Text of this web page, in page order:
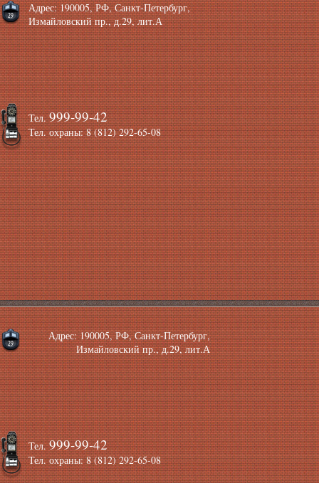
Тел.999-99-42
Тел. охраны: 8 (812) 292-65-08
Адрес: 190005, РФ, Санкт-Петербург,
Измайловский пр., д.29, лит.А
Тел.999-99-42
Тел. охраны: 8 (812) 292-65-08
Адрес: 190005, РФ, Санкт-Петербург,
Измайловский пр., д.29, лит.А